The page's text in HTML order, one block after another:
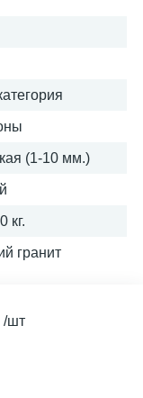
(1-10 мм.)
кг.
гранит
/шт